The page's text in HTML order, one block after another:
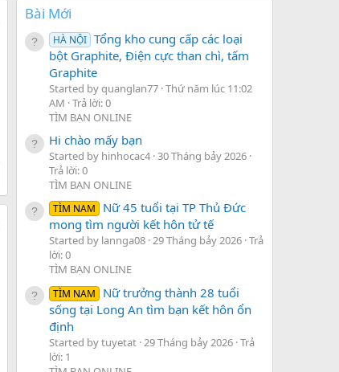
Bài Mới
HÀ NỘI Tổng kho cung cấp các loại
bột Graphite, Điện cực than chì, tấm
Graphite
Started by quanglan77 Thứ năm lúc 11:02
AM Trả lời: 0
TÌM BẠN ONLINE
Hi chào mấy bạn
Started by hinhocac4 30 Tháng bảy 2026
Trả lời: 0
TÌM BẠN ONLINE
TÌM NAM
Nữ 45 tuổi tại TP Thủ Đức
mong tìm người kết hôn tử tế
Started by lannga08 29 Tháng bảy 2026 Trả
lời: 0
TÌM BẠN ONLINE
TÌM NAM
Nữ trưởng thành 28 tuổi
sống tại Long An tìm bạn kết hôn ổn
định
Started by tuyetat 29 Tháng bảy 2026 Trả
lời: 1